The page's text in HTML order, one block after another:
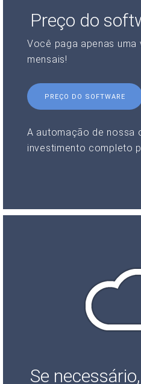
Preço do
Você paga apenas uma
mensais!
PREÇO DO SOFTWARE
A automação de nossa
investimento completo
Se